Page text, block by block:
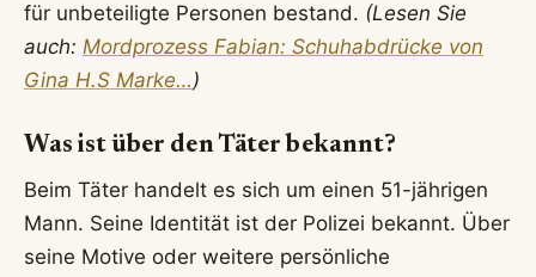
für unbeteiligte Personen bestand. (Lesen Sie
auch: Mordprozess Fabian: Schuhabdrücke von
Gina H.S Marke…)
Was ist über den Täter bekannt?
Beim Täter handelt es sich um einen 51-jährigen
Mann. Seine Identität ist der Polizei bekannt. Über
seine Motive oder weitere persönliche